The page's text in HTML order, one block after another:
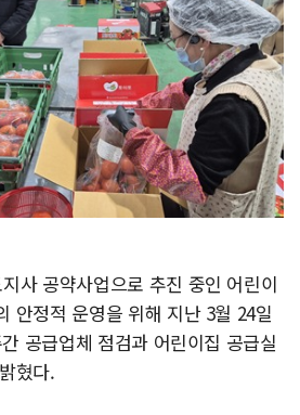
사 공약사업으로 추진 중인 어린이
안정적 운영을 위해 지난 3월 24일
공급업체 점검과 어린이집 공급실
혔다.